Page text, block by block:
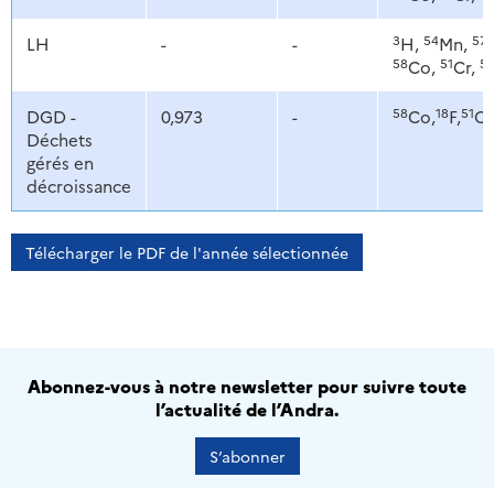
LH - - 3H, 54Mn, 57
58Co, 51Cr, 56
DGD -
Déchets
gérés en
décroissance
0,973 - 58Co,18F,51
Télécharger le PDF de l'année sélectionnée
Abonnez-vous à notre newsletter pour suivre toute
l’actualité de l’Andra.
S’abonner